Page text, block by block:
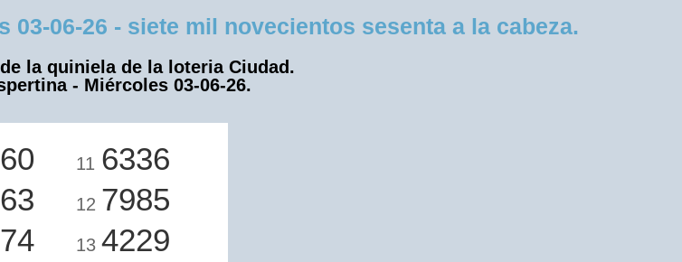
06-26 - siete mil novecientos sesenta a la cabeza.
la quiniela de la loteria Ciudad.
- Miércoles 03-06-26.
11 6336
12 7985
13 4229